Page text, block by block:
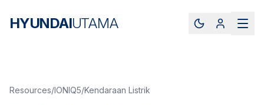
HYUNDAIUTAMA
Resources/IONIQ5/Kendaraan Listrik